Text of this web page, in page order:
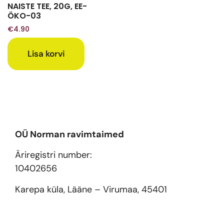
NAISTE TEE, 20G, EE-
ÖKO-03
€4.90
Lisa korvi
OÜ Norman ravimtaimed
Äriregistri number:
10402656
Karepa küla, Lääne – Virumaa, 45401